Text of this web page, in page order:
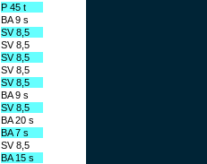
P 45 t
BA 9 s
SV 8,5
SV 8,5
SV 8,5
SV 8,5
SV 8,5
BA 9 s
SV 8,5
BA 20 s
BA 7 s
SV 8,5
BA 15 s